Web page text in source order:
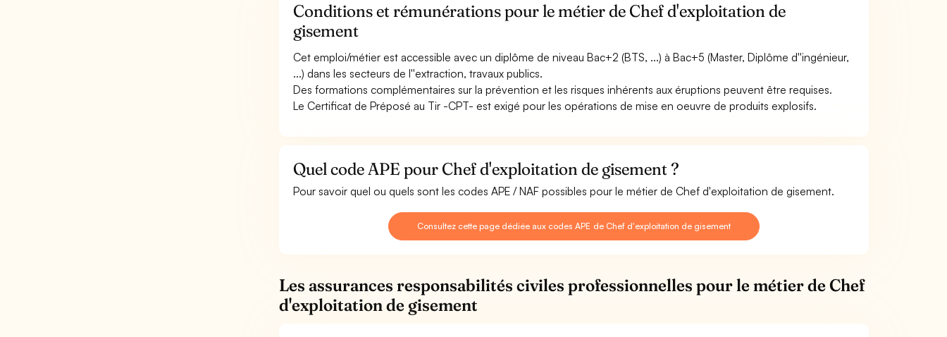
Conditions et rémunérations pour le métier de Chef d'exploitation de
gisement
Cet emploi/métier est accessible avec un diplôme de niveau Bac+2 (BTS, ...) à Bac+5 (Master, Diplôme d''ingénieur,
...) dans les secteurs de l''extraction, travaux publics.
Des formations complémentaires sur la prévention et les risques inhérents aux éruptions peuvent être requises.
Le Certificat de Préposé au Tir -CPT- est exigé pour les opérations de mise en oeuvre de produits explosifs.
Quel code APE pour Chef d'exploitation de gisement ?
Pour savoir quel ou quels sont les codes APE / NAF possibles pour le métier de Chef d'exploitation de gisement.
Consultez cette page dédiée aux codes APE de Chef d'exploitation de gisement
Les assurances responsabilités civiles professionnelles pour le métier de Chef
d'exploitation de gisement